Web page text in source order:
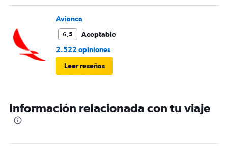
Avianca
6,5
Aceptable
2.522 opiniones
Leer reseñas
Información relacionada con tu viaje